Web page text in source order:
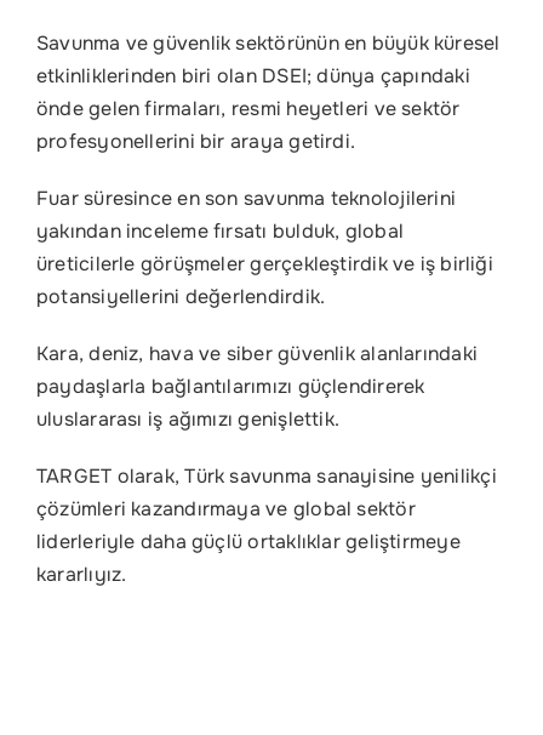
Savunma ve güvenlik sektörünün en büyük küresel
etkinliklerinden biri olan DSEI; dünya çapındaki
önde gelen firmaları, resmi heyetleri ve sektör
profesyonellerini bir araya getirdi.
Fuar süresince en son savunma teknolojilerini
yakından inceleme fırsatı bulduk, global
üreticilerle görüşmeler gerçekleştirdik ve iş birliği
potansiyellerini değerlendirdik.
Kara, deniz, hava ve siber güvenlik alanlarındaki
paydaşlarla bağlantılarımızı güçlendirerek
uluslararası iş ağımızı genişlettik.
TARGET olarak, Türk savunma sanayisine yenilikçi
çözümleri kazandırmaya ve global sektör
liderleriyle daha güçlü ortaklıklar geliştirmeye
kararlıyız.